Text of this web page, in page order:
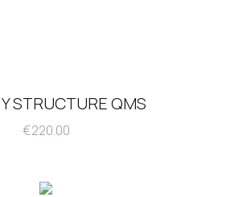
STRUCTURE QMS
€220.00